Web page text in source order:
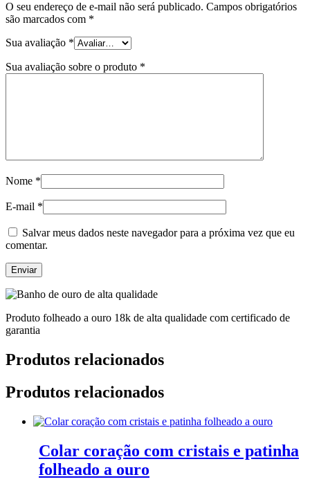
O seu endereço de e-mail não será publicado. Campos obrigatórios
são marcados com *
Sua avaliação *
Sua avaliação sobre o produto *
Nome *
E-mail *
Salvar meus dados neste navegador para a próxima vez que eu
comentar.
Produto folheado a ouro 18k de alta qualidade com certificado de
garantia
Produtos relacionados
Produtos relacionados
Colar coração com cristais e patinha
folheado a ouro